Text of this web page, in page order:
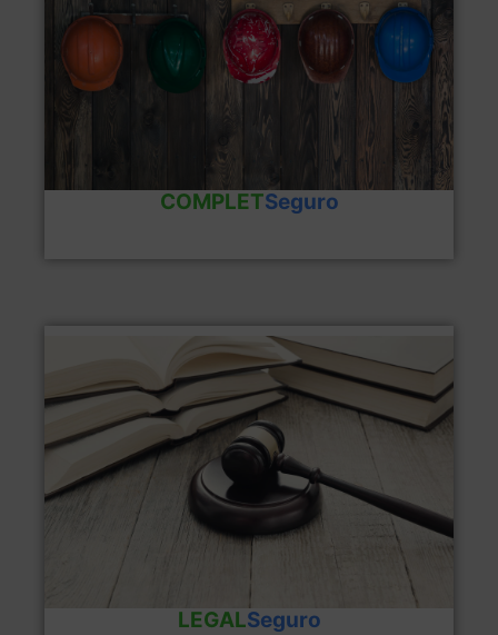
COMPLETSeguro
Ventajas del producto
COMPLETSeguro
LEGALSeguro
Ventajas del producto
LEGALSeguro